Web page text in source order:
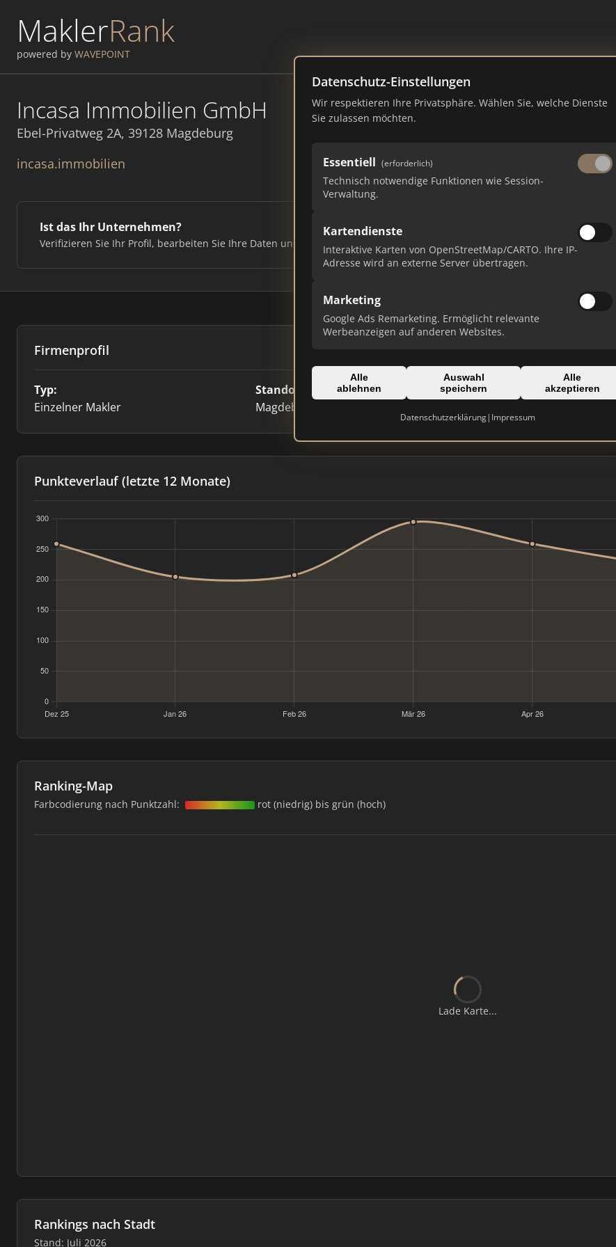
MaklerRank
powered by WAVEPOINT
Datenschutz-Einstellungen
Wir respektieren Ihre Privatsphäre. Wählen Sie, welche Dienste
Sie zulassen möchten.
Essentiell (erforderlich)
Technisch notwendige Funktionen wie Session-
Verwaltung.
Kartendienste
Interaktive Karten von OpenStreetMap/CARTO. Ihre IP-
Adresse wird an externe Server übertragen.
Marketing
Google Ads Remarketing. Ermöglicht relevante
Werbeanzeigen auf anderen Websites.
Alle
ablehnen
Auswahl
speichern
Alle
akzeptieren
Datenschutzerklärung| Impressum
Incasa Immobilien GmbH
Ebel-Privatweg 2A, 39128 Magdeburg
incasa.immobilien
Ist das Ihr Unternehmen?
Verifizieren Sie Ihr Profil, bearbeiten Sie Ihre Daten und erhalten Sie monatliche Ranking-Updates.
Firmenprofil
Typ:
Einzelner Makler
Standort:
Magdeburg
Domain:
Punkteverlauf (letzte 12 Monate)
Ranking-Map
Farbcodierung nach Punktzahl: rot (niedrig) bis grün (hoch)
Lade Karte...
Rankings nach Stadt
Stand: Juli 2026